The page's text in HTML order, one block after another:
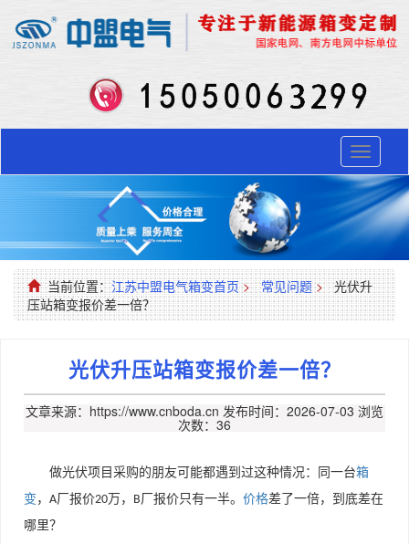
Toggle
当前位置：江苏中盟电气箱变首页 > 常见问题 > 光伏升
压站箱变报价差一倍？
光伏升压站箱变报价差一倍？
文章来源：https://www.cnboda.cn 发布时间：2026-07-03 浏览
次数：36
做光伏项目采购的朋友可能都遇到过这种情况：同一台箱
变 ， A厂报价20万， B厂报价只有一半。 价格差了一倍，到底差在
哪里？